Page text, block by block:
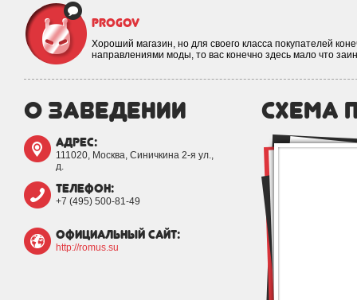
progov
Хороший магазин, но для своего класса покупателей
направлениями моды, то вас конечно здесь мало что
о заведении
адрес:
111020, Москва, Синичкина 2-я ул.,
д.
телефон:
+7 (495) 500-81-49
официальный сайт:
http://romus.su
схема